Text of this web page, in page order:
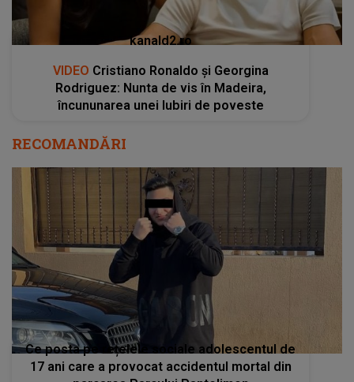
kanald2.ro
VIDEO Cristiano Ronaldo și Georgina
Rodriguez: Nunta de vis în Madeira,
încununarea unei Iubiri de poveste
RECOMANDĂRI
Ce posta pe rețelele sociale adolescentul de
17 ani care a provocat accidentul mortal din